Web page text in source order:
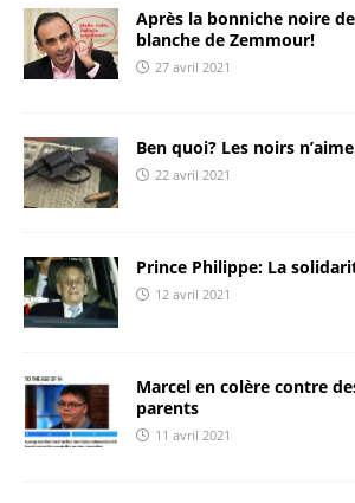
Après la bonniche noire
blanche de Zemmour!
27 avril 2021
Ben quoi? Les noirs
22 avril 2021
Prince Philippe: La
12 avril 2021
Marcel en colère contre
parents
11 avril 2021